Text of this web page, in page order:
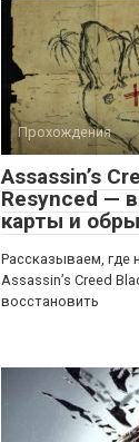
Прохождения
Assassin’s
Resynced —
карты и
Рассказываем, где
Assassin’s Creed
восстановить